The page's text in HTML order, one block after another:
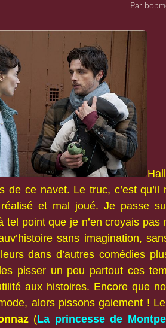
Par
de ce navet. Le truc, c’est
et mal joué. Je passe
tel point que je n’en croyais
sans imagination,
dans d’autres comédies
pisser un peu partout ces
aux histoires. Encore que
alors pissons gaiement !
(La princesse de